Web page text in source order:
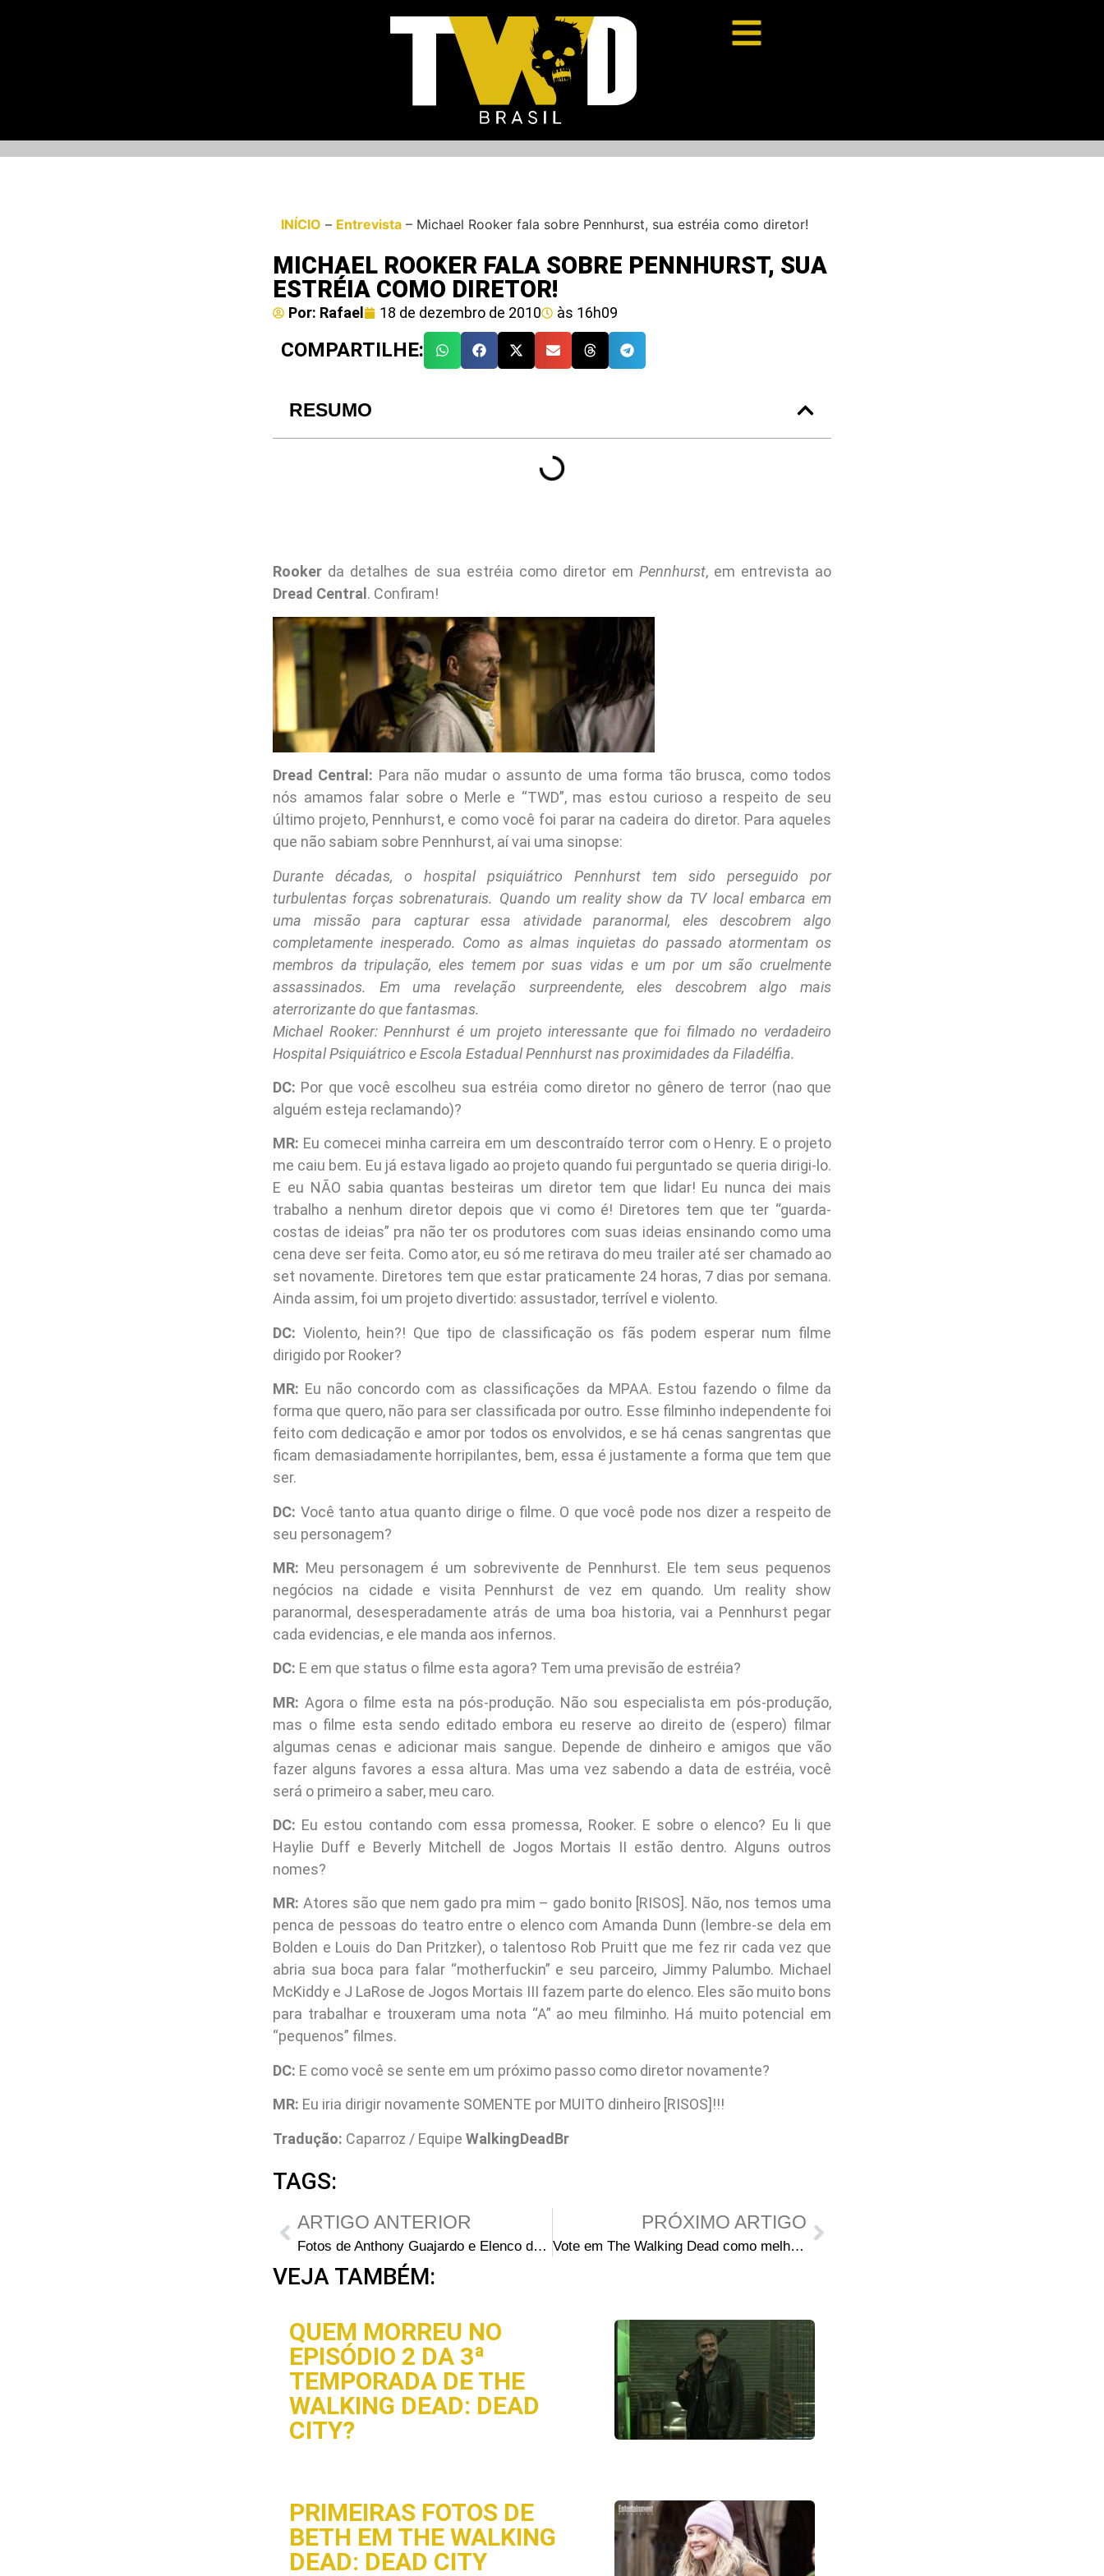
INÍCIO – Entrevista – Michael Rooker fala sobre Pennhurst, sua estréia como diretor!
MICHAEL ROOKER FALA SOBRE PENNHURST, SUA
ESTRÉIA COMO DIRETOR!
Por: Rafael 18 de dezembro de 2010 às 16h09
COMPARTILHE:
RESUMO
Rooker da detalhes de sua estréia como diretor em Pennhurst, em entrevista ao
Dread Central . Confiram!
Dread Central: Para não mudar o assunto de uma forma tão brusca, como todos
nós amamos falar sobre o Merle e “TWD”, mas estou curioso a respeito de seu
último projeto, Pennhurst, e como você foi parar na cadeira do diretor. Para aqueles
que não sabiam sobre Pennhurst, aí vai uma sinopse:
Durante décadas, o hospital psiquiátrico Pennhurst tem sido perseguido por
turbulentas forças sobrenaturais. Quando um reality show da TV local embarca em
uma missão para capturar essa atividade paranormal, eles descobrem algo
completamente inesperado. Como as almas inquietas do passado atormentam os
membros da tripulação, eles temem por suas vidas e um por um são cruelmente
assassinados. Em uma revelação surpreendente, eles descobrem algo mais
aterrorizante do que fantasmas.
Michael Rooker: Pennhurst é um projeto interessante que foi filmado no verdadeiro
Hospital Psiquiátrico e Escola Estadual Pennhurst nas proximidades da Filadélfia.
DC: Por que você escolheu sua estréia como diretor no gênero de terror (nao que
alguém esteja reclamando)?
MR: Eu comecei minha carreira em um descontraído terror com o Henry. E o projeto
me caiu bem. Eu já estava ligado ao projeto quando fui perguntado se queria dirigi-lo.
E eu NÃO sabia quantas besteiras um diretor tem que lidar! Eu nunca dei mais
trabalho a nenhum diretor depois que vi como é! Diretores tem que ter “guarda-
costas de ideias” pra não ter os produtores com suas ideias ensinando como uma
cena deve ser feita. Como ator, eu só me retirava do meu trailer até ser chamado ao
set novamente. Diretores tem que estar praticamente 24 horas, 7 dias por semana.
Ainda assim, foi um projeto divertido: assustador, terrível e violento.
DC: Violento, hein?! Que tipo de classificação os fãs podem esperar num filme
dirigido por Rooker?
MR: Eu não concordo com as classificações da MPAA. Estou fazendo o filme da
forma que quero, não para ser classificada por outro. Esse filminho independente foi
feito com dedicação e amor por todos os envolvidos, e se há cenas sangrentas que
ficam demasiadamente horripilantes, bem, essa é justamente a forma que tem que
ser.
DC: Você tanto atua quanto dirige o filme. O que você pode nos dizer a respeito de
seu personagem?
MR: Meu personagem é um sobrevivente de Pennhurst. Ele tem seus pequenos
negócios na cidade e visita Pennhurst de vez em quando. Um reality show
paranormal, desesperadamente atrás de uma boa historia, vai a Pennhurst pegar
cada evidencias, e ele manda aos infernos.
DC: E em que status o filme esta agora? Tem uma previsão de estréia?
MR: Agora o filme esta na pós-produção. Não sou especialista em pós-produção,
mas o filme esta sendo editado embora eu reserve ao direito de (espero) filmar
algumas cenas e adicionar mais sangue. Depende de dinheiro e amigos que vão
fazer alguns favores a essa altura. Mas uma vez sabendo a data de estréia, você
será o primeiro a saber, meu caro.
DC: Eu estou contando com essa promessa, Rooker. E sobre o elenco? Eu li que
Haylie Duff e Beverly Mitchell de Jogos Mortais II estão dentro. Alguns outros
nomes?
MR: Atores são que nem gado pra mim – gado bonito [RISOS]. Não, nos temos uma
penca de pessoas do teatro entre o elenco com Amanda Dunn (lembre-se dela em
Bolden e Louis do Dan Pritzker), o talentoso Rob Pruitt que me fez rir cada vez que
abria sua boca para falar “motherfuckin” e seu parceiro, Jimmy Palumbo. Michael
McKiddy e J LaRose de Jogos Mortais III fazem parte do elenco. Eles são muito bons
para trabalhar e trouxeram uma nota “A” ao meu filminho. Há muito potencial em
“pequenos” filmes.
DC: E como você se sente em um próximo passo como diretor novamente?
MR: Eu iria dirigir novamente SOMENTE por MUITO dinheiro [RISOS]!!!
Tradução: Caparroz / Equipe WalkingDeadBr
TAGS:
ARTIGO ANTERIOR
Fotos de Anthony Guajardo e Elenco durante as Gravações
PRÓXIMO ARTIGO
Vote em The Walking Dead como melhor série de 2010
VEJA TAMBÉM:
QUEM MORREU NO
EPISÓDIO 2 DA 3ª
TEMPORADA DE THE
WALKING DEAD: DEAD
CITY?
PRIMEIRAS FOTOS DE
BETH EM THE WALKING
DEAD: DEAD CITY